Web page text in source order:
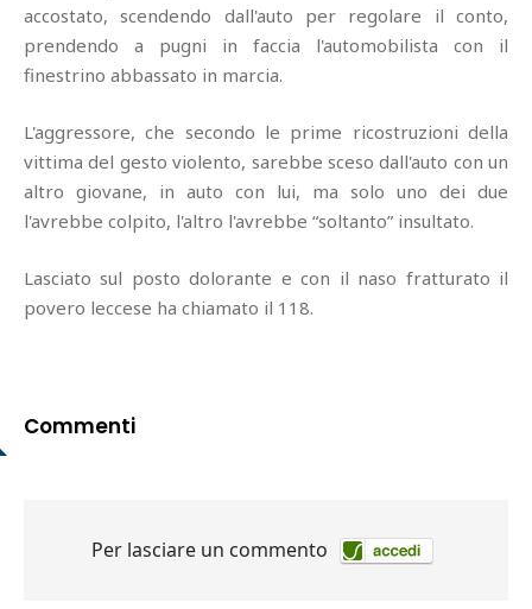
accostato, scendendo dall'auto per regolare il conto,
prendendo a pugni in faccia l'automobilista con il
finestrino abbassato in marcia.
L'aggressore, che secondo le prime ricostruzioni della
vittima del gesto violento, sarebbe sceso dall'auto con un
altro giovane, in auto con lui, ma solo uno dei due
l'avrebbe colpito, l'altro l'avrebbe “soltanto” insultato.
Lasciato sul posto dolorante e con il naso fratturato il
povero leccese ha chiamato il 118.
Commenti